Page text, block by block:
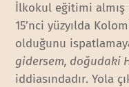
İlkokul eğitimi
15’nci yüzyılda
olduğunu ispatlamaya
gidersem, doğudaki
iddiasındadır. Yola